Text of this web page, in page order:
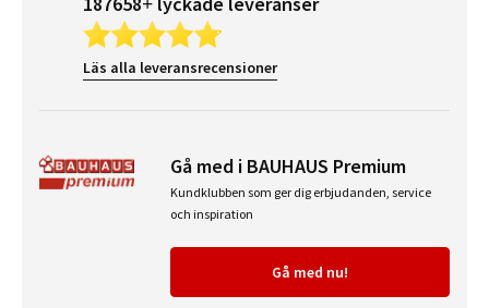
Läs alla leveransrecensioner
Gå med i BAUHAUS Premium
Kundklubben som ger dig erbjudanden, service
och inspiration
Gå med nu!